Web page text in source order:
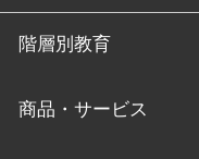
階層別教育
商品・サービス